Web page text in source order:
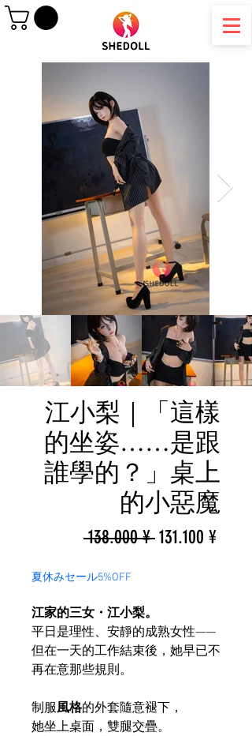
江小梨｜「這樣
的坐姿……是跟
誰學的？」桌上
的小惡魔
138.000 ¥ 一
131.100 ¥促
夏休みセール5%OFF
江家的三女・江小梨。
平日是理性、安靜的成熟女性——
但在一天的工作結束後，她早已不
再在意那些規則。
制服風格的外套隨意褪下，
她坐上桌面，雙腿交疊。